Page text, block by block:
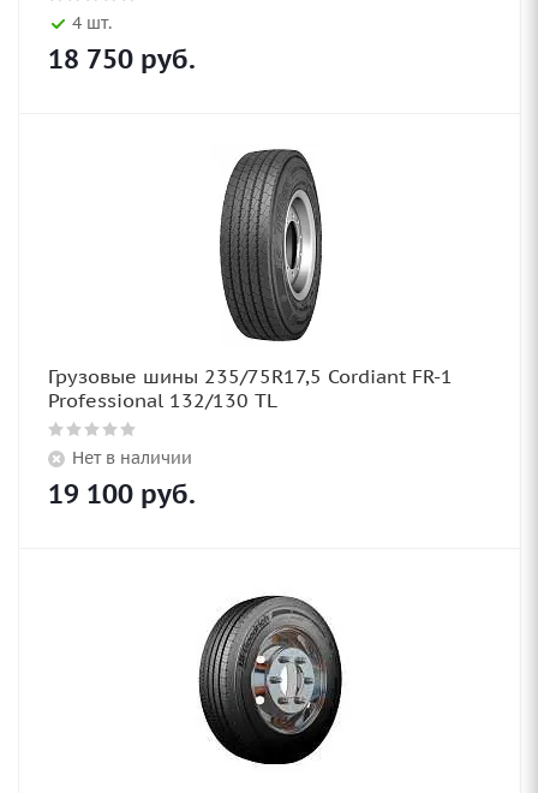
4 шт.
18 750 руб.
Грузовые шины 235/75R17,5 Cordiant FR-1
Professional 132/130 TL
Нет в наличии
19 100 руб.